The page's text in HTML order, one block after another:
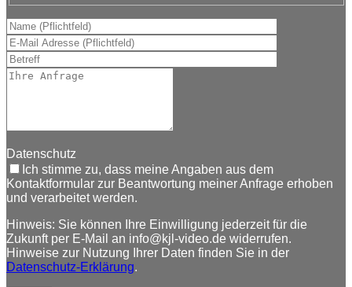
Datenschutz
Ich stimme zu, dass meine Angaben aus dem
Kontaktformular zur Beantwortung meiner Anfrage erhoben
und verarbeitet werden.
Hinweis: Sie können Ihre Einwilligung jederzeit für die
Zukunft per E-Mail an info@kjl-video.de widerrufen.
Hinweise zur Nutzung Ihrer Daten finden Sie in der
Datenschutz-Erklärung.